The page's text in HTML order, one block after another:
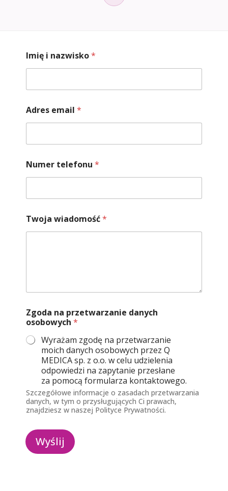
Imię i nazwisko*
n
z
i
s
k
n
z
m
r
Adres email *
Numer telefonu *
Twoja wiadomość*
Zgoda na przetwarzanie danych
osobowych *
Wyrażam zgodę na przetwarzanie
moich danych osobowych przez Q
MEDICA sp. z o.o. w celu udzielenia
odpowiedzi na zapytanie przesłane
za pomocą formularza kontaktowego.
Szczegółowe informacje o zasadach przetwarzania
danych, w tym o przysługujących Ci prawach,
znajdziesz w naszej Polityce Prywatności.
Wyślij